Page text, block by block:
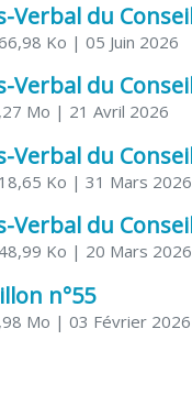
Ko | 05 Juin 2026
Mo | 21 Avril 2026
Ko | 31 Mars 2026
Ko | 20 Mars 2026
n°55
Mo | 03 Février 2026